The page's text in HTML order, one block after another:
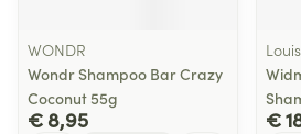
WONDR
Wondr Shampoo Bar Crazy
Coconut 55g
€ 8,95 €